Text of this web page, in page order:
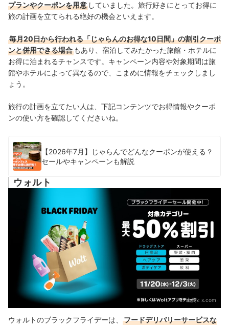
プランやクーポンを用意 していました。旅行好きにとってお得に
旅の計画を立てられる絶好の機会といえます。
毎月20日から行われる「じゃらんのお得な10日間」の割引クーポ
ンと併用できる場合 もあり、宿泊してみたかった旅館・ホテルに
お得に泊まれるチャンスです。キャンペーン内容や対象期間は旅
館やホテルによって異なるので、こまめに情報をチェックしまし
ょう。
旅行の計画を立てたい人は、下記コンテンツでお得情報やクーポ
ンの使い方を確認してくださいね。
【2026年7月】じゃらんでどんなクーポンが使える？
セールやキャンペーンも解説
ウォルト
出典： x.com
ウォルトのブラックフライデーは、
フードデリバリーサービスな